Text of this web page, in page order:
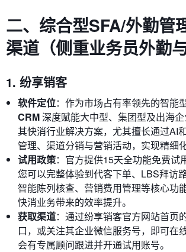
二、综合型SFA/外勤管
渠道（侧重业务员外勤与
1. 纷享销客
软件定位：作为市场占有率领先的智能
CRM深度赋能大中型、集团型及出海企
其快消行业解决方案，尤其擅长通过AI
管理、渠道分销与营销活动，实现精细
试用政策：官方提供15天全功能免费试
您可以完整体验到代客下单、LBS拜访
智能陈列核查、营销费用管理等核心功
快消业务带来的效率提升。
获取渠道：通过纷享销客官方网站首页
口，或关注其企业微信服务号，即可在
会有专属顾问跟进并开通试用账号。